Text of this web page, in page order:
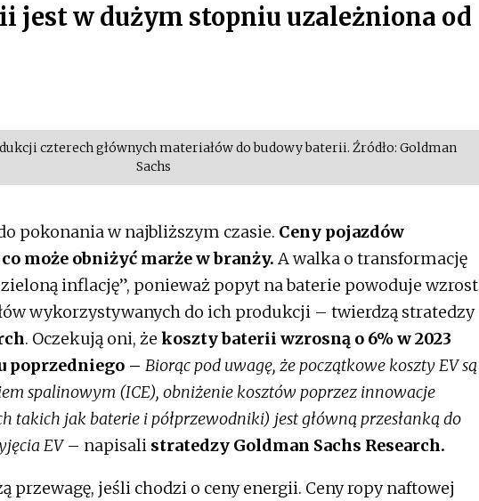
jest w dużym stopniu uzależniona od
czterech głównych materiałów do budowy baterii. Źródło: Goldman
Sachs
pokonania w najbliższym czasie. Ceny pojazdów
może obniżyć marże w branży. A walka o transformację
inflację”, ponieważ popyt na baterie powoduje wzrost
wykorzystywanych do ich produkcji – twierdzą stratedzy
. Oczekują oni, że koszty baterii wzrosną o 6% w 2023
poprzedniego – Biorąc pod uwagę, że początkowe koszty EV są
spalinowym (ICE), obniżenie kosztów poprzez innowacje
takich jak baterie i półprzewodniki) jest główną przesłanką do
EV– napisali stratedzy Goldman Sachs Research.
przewagę, jeśli chodzi o ceny energii. Ceny ropy naftowej